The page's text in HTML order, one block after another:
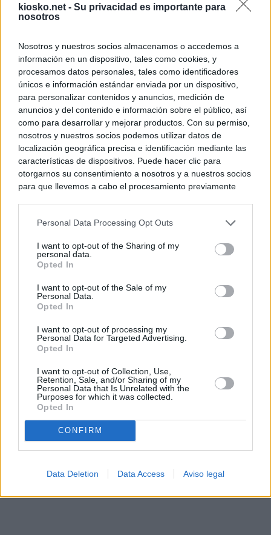
kiosko.net - Su privacidad es importante para
nosotros
Nosotros y nuestros socios almacenamos o accedemos a
información en un dispositivo, tales como cookies, y
procesamos datos personales, tales como identificadores
únicos e información estándar enviada por un dispositivo,
para personalizar contenidos y anuncios, medición de
anuncios y del contenido e información sobre el público, así
como para desarrollar y mejorar productos. Con su permiso,
nosotros y nuestros socios podemos utilizar datos de
localización geográfica precisa e identificación mediante las
características de dispositivos. Puede hacer clic para
otorgarnos su consentimiento a nosotros y a nuestros socios
para que llevemos a cabo el procesamiento previamente
negar su consentimiento. Tenga en cuenta que algún
de su consentimiento, pero usted tiene el derecho de
rechazar tal procesamiento. Sus preferencias se aplicarán
cualquier momento entrando de nuevo en este sitio web o
visitando nuestra política de privacidad.
Personal Data Processing Opt Outs
I want to opt-out of the Sharing of my
personal data.
Opted In
I want to opt-out of the Sale of my
Personal Data.
Opted In
I want to opt-out of processing my
Personal Data for Targeted Advertising.
Opted In
I want to opt-out of Collection, Use,
Retention, Sale, and/or Sharing of my
Personal Data that Is Unrelated with the
Purposes for which it was collected.
Opted In
CONFIRM
Data Deletion Data Access Aviso legal